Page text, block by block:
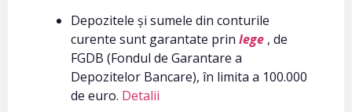
Depozitele și sumele din conturile
curente sunt garantate prin lege , de
FGDB (Fondul de Garantare a
Depozitelor Bancare), în limita a 100.000
de euro. Detalii